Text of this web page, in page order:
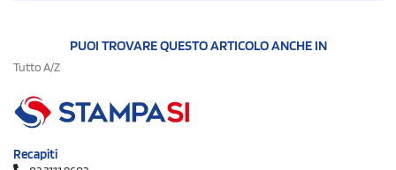
PUOI TROVARE QUESTO ARTICOLO ANCHE IN
Tutto A/Z
Recapiti